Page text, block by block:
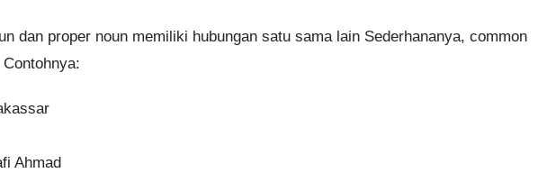
dan proper noun memiliki hubungan satu sama lain Sederhananya, common
Ahmad